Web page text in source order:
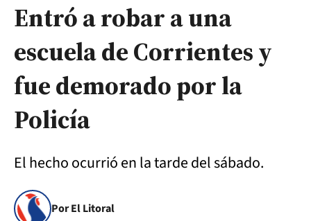
Entró a robar a una
escuela de Corrientes y
fue demorado por la
Policía
El hecho ocurrió en la tarde del sábado.
Por El Litoral